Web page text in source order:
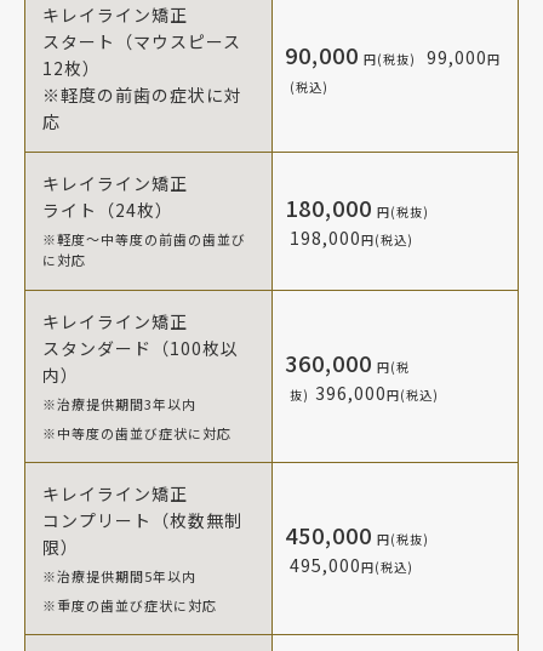
キレイライン矯正
スタート（マウスピース
12枚）
※軽度の前歯の症状に対
応
90,000 円(税抜) 99,000円
(税込)
キレイライン矯正
ライト（24枚）
※軽度～中等度の前歯の歯並び
に対応
180,000 円(税抜)
198,000円(税込)
キレイライン矯正
スタンダード（100枚以
内）
※治療提供期間3年以内
※中等度の歯並び症状に対応
360,000 円(税
抜) 396,000円(税込)
キレイライン矯正
コンプリート（枚数無制
限）
※治療提供期間5年以内
※重度の歯並び症状に対応
450,000 円(税抜)
495,000円(税込)